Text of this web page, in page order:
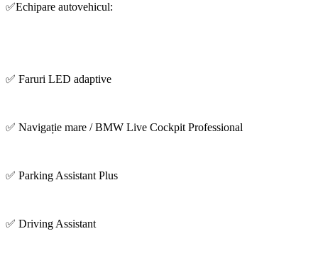
✅Echipare autovehicul:
✅ Faruri LED adaptive
✅ Navigație mare / BMW Live Cockpit Professional
✅ Parking Assistant Plus
✅ Driving Assistant